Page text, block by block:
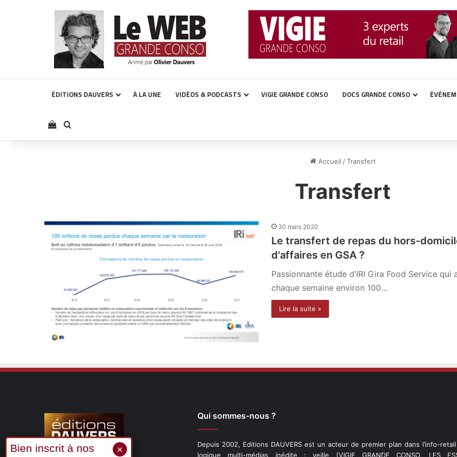
ÉDITIONS DAUVERS À LA UNE VIDÉOS & PODCASTS VIGIE GRANDE CONSO DOCS GRANDE CONSO
Voir votre panier
Rechercher
Accueil / Transfert
Transfert
30 mars 2020
Le transfert de repas du hors-
d'affaires en GSA ?
Passionnante étude d’IRI Gira Food Service
chaque semaine environ 100…
Lire la suite »
Qui sommes-nous ?
Depuis 2002, Editions DAUVERS est un acteur de premier plan dans l’info-
logique multi-médias inédite : veille (VIGIE GRANDE CONSO, LES